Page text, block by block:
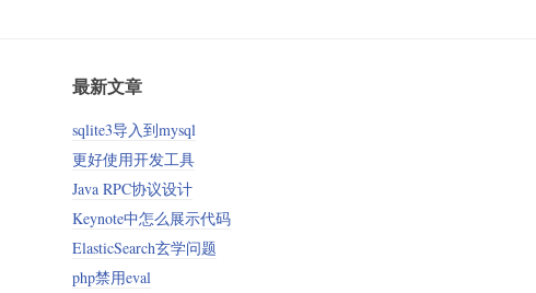
最新文章
sqlite3导入到mysql
更好使用开发工具
Java RPC协议设计
Keynote中怎么展示代码
ElasticSearch玄学问题
php禁用eval